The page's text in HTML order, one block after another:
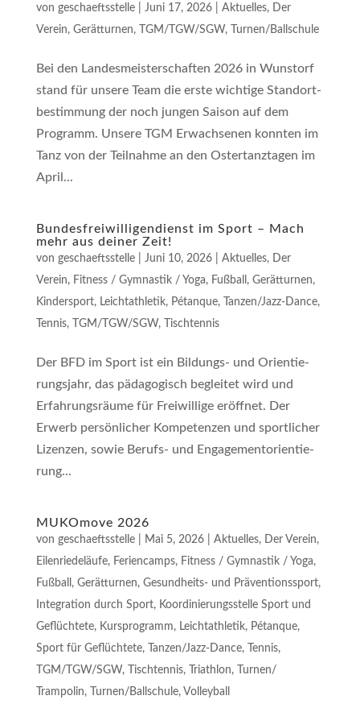
von geschaeftsstelle| Juni 17, 2026| Aktuelles, Der
Verein, Gerätturnen, TGM/TGW/SGW, Turnen/Ballschule
Bei den Lan­des­meis­ter­schaf­ten 2026 in Wunstorf
stand für unse­re Team die ers­te wich­ti­ge Stand­ort­
be­stim­mung der noch jun­gen Sai­son auf dem
Programm. Unse­re TGM Erwach­se­nen konn­ten im
Tanz von der Teil­nah­me an den Oster­tanz­ta­gen im
April...
Bundesfreiwilligendienst im Sport – Mach
mehr aus deiner Zeit!
von geschaeftsstelle| Juni 10, 2026| Aktuelles, Der
Verein, Fitness / Gymnastik / Yoga, Fußball , Gerätturnen,
Kindersport, Leichtathletik, Pétan­que, Tanzen/Jazz-Dance,
Tennis, TGM/TGW/SGW, Tischtennis
Der BFD im Sport ist ein Bil­dungs- und Ori­en­tie­
rungs­jahr, das päd­ago­gisch beglei­tet wird und
Erfah­rungs­räu­me für Frei­wil­li­ge eröff­net. Der
Erwerb per­sön­li­cher Kom­pe­ten­zen und sport­li­cher
Lizen­zen, sowie Berufs- und Enga­ge­ment­ori­en­tie­
rung...
MUKOmove 2026
von geschaeftsstelle| Mai 5, 2026| Aktuelles, Der Verein,
Eilenriedeläufe, Feriencamps, Fitness / Gymnastik / Yoga,
Fußball , Gerätturnen, Gesundheits- und Präventionssport,
Integration durch Sport, Koordinierungsstelle Sport und
Geflüchtete, Kursprogramm, Leichtathletik, Pétan­que,
Sport für Geflüchtete, Tanzen/Jazz-Dance, Tennis,
TGM/TGW/SGW, Tischtennis, Triathlon,
Turnen/
Trampolin, Turnen/Ballschule, Volleyball